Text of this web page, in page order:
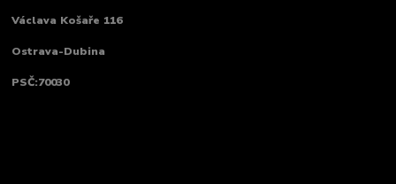
Václava Košaře 116
Ostrava-Dubina
PSČ:70030